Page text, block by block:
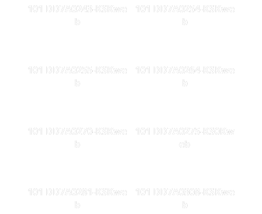
101 DD7A0243-KSKwe
b
101 DD7A0254-KSKwe
b
101 DD7A0255-KSKwe
b
101 DD7A0264-KSKwe
b
101 DD7A0270-KSKwe
b
101 DD7A0275-KS0Kw
eb
101 DD7A0281-KSKwe
b
101 DD7A0308-KSKwe
b